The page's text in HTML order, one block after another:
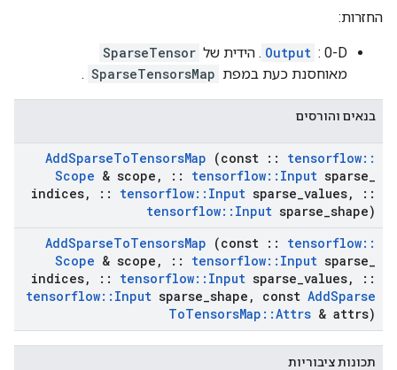
החזרות:
Output : 0-D. הידית של
SparseTensor
מאוחסנת כעת במפת SparseTensorsMap
.
בנאים והורסים
AddSparseToTensorsMap (const :: tensorflow::
Scope & scope , :: tensorflow:: Input sparse
indices, :: tensorflow:: Input sparse values,
::
tensorflow:: Input sparse shape)
AddSparseToTensorsMap (const :: tensorflow::
Scope & scope , :: tensorflow:: Input sparse
indices, :: tensorflow:: Input sparse values,
::
tensorflow:: Input sparse shape , const AddSparse
ToTensorsMap ::Attrs & attrs)
תכונות ציבוריות